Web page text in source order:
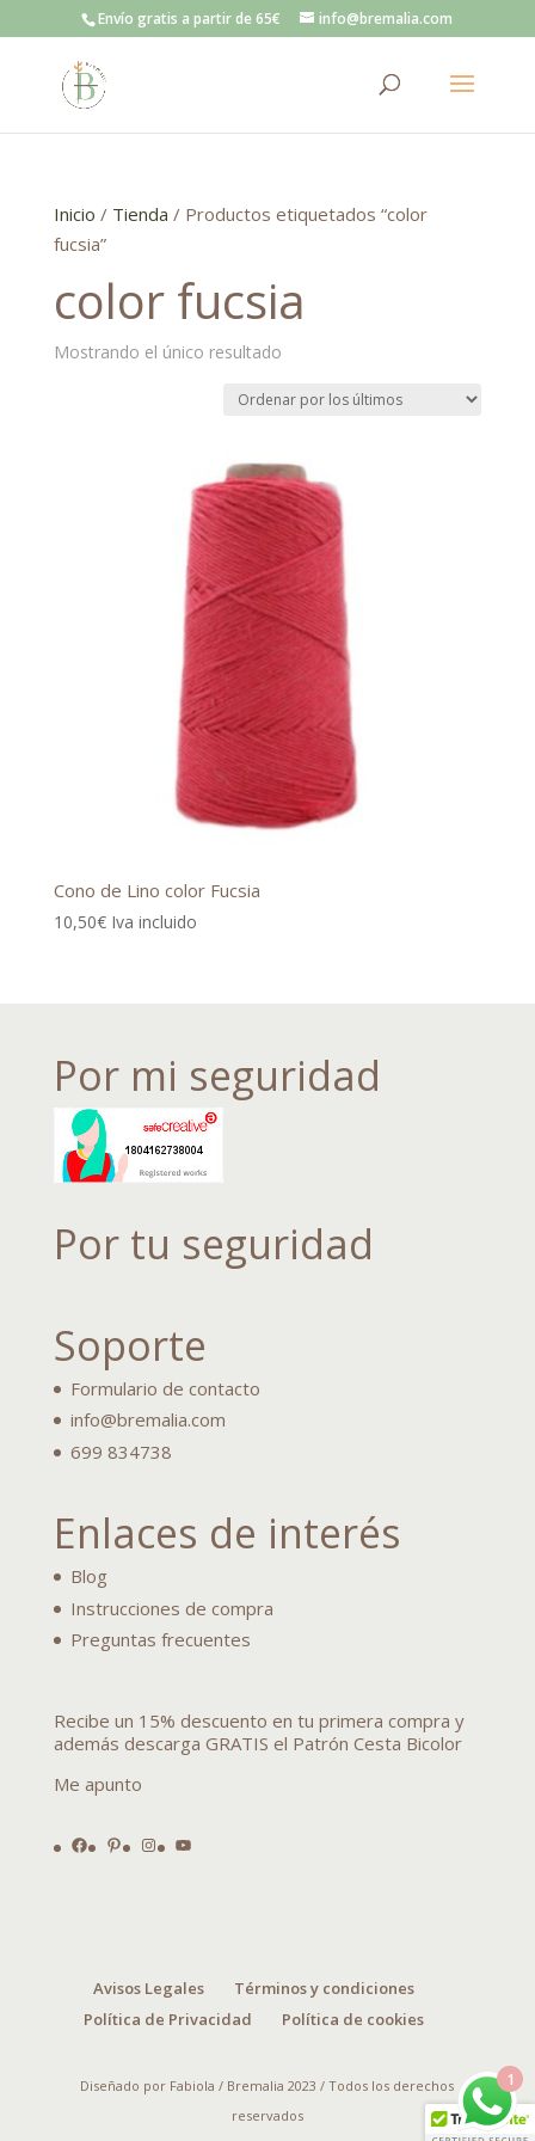
Envío gratis a partir de 65€ info@bremalia.com
Inicio / Tienda / Productos etiquetados “color
fucsia”
color fucsia
Mostrando el único resultado
Cono de Lino color Fucsia
10,50€ Iva incluido
Por mi seguridad
Por tu seguridad
Soporte
Formulario de contacto
info@bremalia.com
699 834738
Enlaces de interés
Blog
Instrucciones de compra
Preguntas frecuentes
Recibe un 15% descuento en tu primera compra y
además descarga GRATIS el Patrón Cesta Bicolor
Me apunto
Facebook
Pinterest
Instagram
YouTube
Avisos Legales
Términos y condiciones
Política de Privacidad
Política de cookies
Diseñado por Fabiola / Bremalia 2023 / Todos los derechos
reservados
1